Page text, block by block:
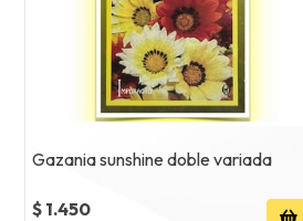
Gazania sunshine doble variada
$ 1.450